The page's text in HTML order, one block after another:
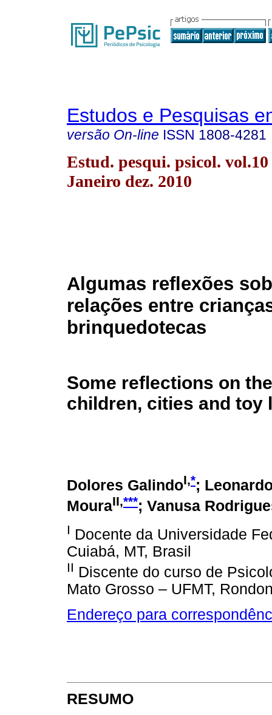
Estudos e Pesquisas
versão On-line ISSN 1808-4281
Estud. pesqui. psicol.
Janeiro dez. 2010
Algumas reflexões
relações entre
brinquedotecas
Some reflections on
children, cities and toy
Dolores GalindoI,*;
MouraII,***; Vanusa
I Docente da Universidade
Cuiabá, MT, Brasil
II Discente do curso de
Mato Grosso – UFMT,
Endereço para
RESUMO